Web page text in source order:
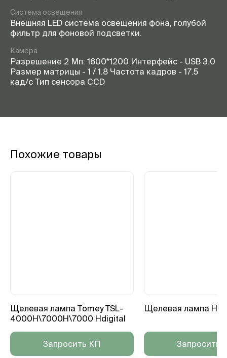
Система освещения
Внешняя LED система освещения фона, голубой
фильтр для фоновой подсветки.
Камера
Разрешение 2 Мп: 1600*1200 Интерфейс - USB 3.0
Размер матрицы - 1 / 1.8 Частота кадров - 17.5
кад/с Тип сенсора CCD
Похожие товары
Щелевая лампа Tomey TSL-
4000H\7000H\7000 Hdigital
Запросить КП
Щелевая лампа
Запросить